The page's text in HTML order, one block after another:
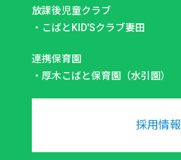
放課後児童クラブ
・ こばとKID'Sクラブ妻田
連携保育園
・ 厚木こばと保育園（水引園）
採用情報